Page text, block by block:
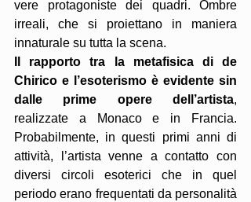
vere protagoniste dei quadri. Ombre
irreali, che si proiettano in maniera
innaturale su tutta la scena.
Il rapporto tra la metafisica di de
Chirico e l’esoterismo è evidente sin
dalle prime opere dell’artista,
realizzate a Monaco e in Francia.
Probabilmente, in questi primi anni di
attività, l’artista venne a contatto con
diversi circoli esoterici che in quel
periodo erano frequentati da personalità